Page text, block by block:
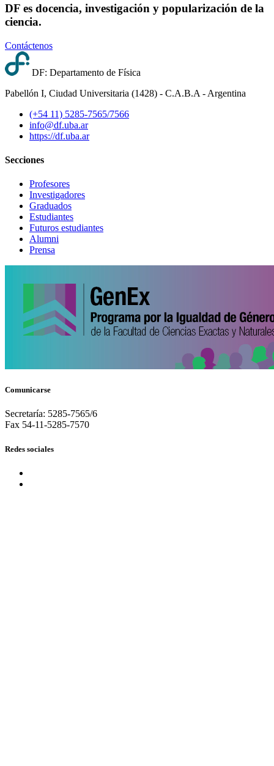
DF es docencia, investigación y popularización de la
ciencia.
Contáctenos
DF: Departamento de Física
Pabellón I, Ciudad Universitaria (1428) - C.A.B.A - Argentina
(+54 11) 5285-7565/7566
info@df.uba.ar
https://df.uba.ar
Secciones
Profesores
Investigadores
Graduados
Estudiantes
Futuros estudiantes
Alumni
Prensa
Comunicarse
Secretaría: 5285-7565/6
Fax 54-11-5285-7570
Redes sociales